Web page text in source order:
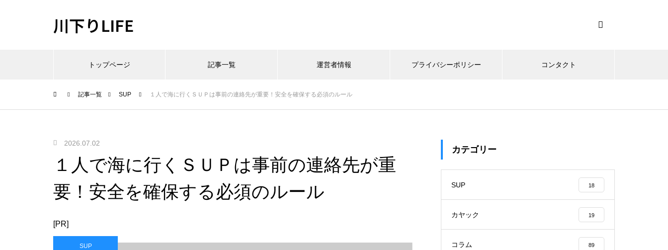
川下りLIFE
トップページ 記事一覧 運営者情報 プライバシーポリシー コンタクト
記事一覧 SUP １人で海に行くＳＵＰは事前の連絡先が重要！安全を確保する必須のルール
2026.07.02
１人で海に行くＳＵＰは事前の連絡先が重
要！安全を確保する必須のルール
[PR]
SUP
カテゴリー
SUP 18
カヤック 19
コラム 89